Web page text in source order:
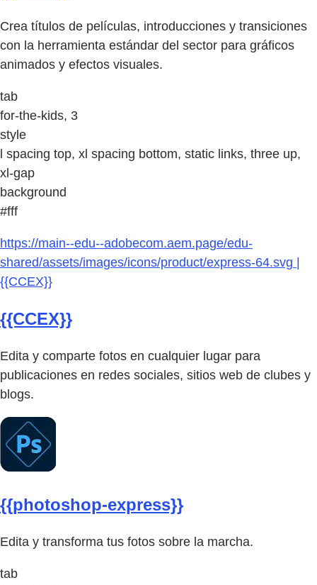
Crea títulos de películas, introducciones y transiciones
con la herramienta estándar del sector para gráficos
animados y efectos visuales.
tab
for-the-kids, 3
style
l spacing top, xl spacing bottom, static links, three up,
xl-gap
background
#fff
https://main--edu--adobecom.aem.page/edu-
shared/assets/images/icons/product/express-64.svg |
{{CCEX}}
{{CCEX}}
Edita y comparte fotos en cualquier lugar para
publicaciones en redes sociales, sitios web de clubes y
blogs.
{{photoshop-express}}
Edita y transforma tus fotos sobre la marcha.
tab